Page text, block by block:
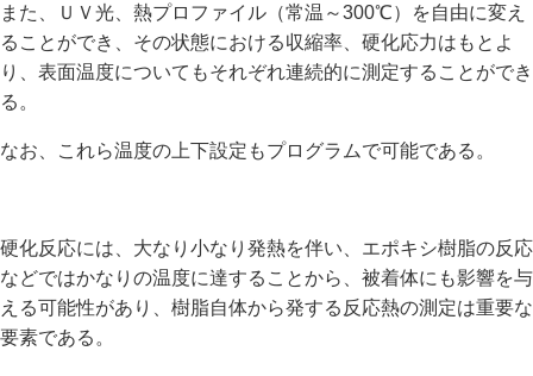
また、ＵＶ光、熱プロファイル（常温～300℃）を自由に変え
ることができ、その状態における収縮率、硬化応力はもとよ
り、表面温度についてもそれぞれ連続的に測定することができ
る。
なお、これら温度の上下設定もプログラムで可能である。
硬化反応には、大なり小なり発熱を伴い、エポキシ樹脂の反応
などではかなりの温度に達することから、被着体にも影響を与
える可能性があり、樹脂自体から発する反応熱の測定は重要な
要素である。